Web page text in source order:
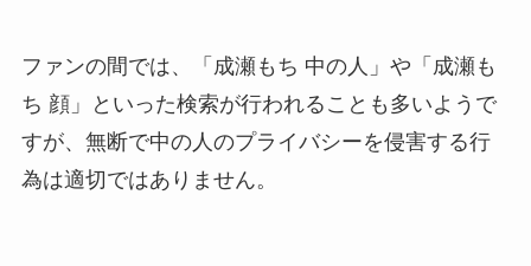
ファンの間では、「成瀬もち 中の人」や「成瀬も
ち 顔」といった検索が行われることも多いようで
すが、無断で中の人のプライバシーを侵害する行
為は適切ではありません。